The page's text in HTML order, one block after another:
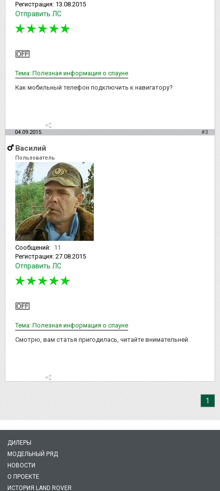
Регистрация: 13.08.2015
Отправить ЛС
Тема: Полезная информация о спауне
Как мобильный телефон подключить к навигатору?
04.09.2015 #3
Василий
Пользователь
Сообщений: 11
Регистрация: 27.08.2015
Отправить ЛС
Тема: Полезная информация о спауне
Смотрю, вам статья пригодилась, читайте внимательней.
1
ДИЛЕРЫ
МОДЕЛЬНЫЙ РЯД
НОВОСТИ
О ПРОЕКТЕ
ИСТОРИЯ LAND ROVER